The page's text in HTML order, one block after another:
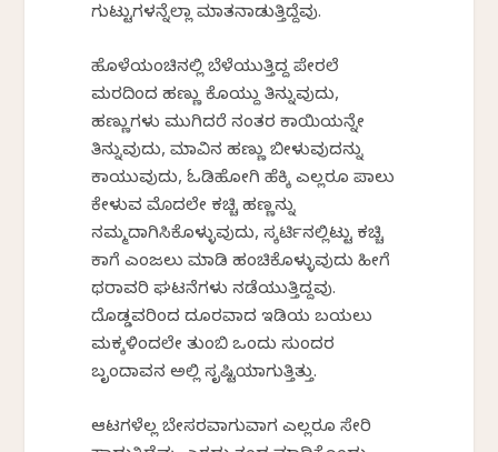
ಗುಟ್ಟುಗಳನ್ನೆಲ್ಲಾ ಮಾತನಾಡುತ್ತಿದ್ದೆವು.
ಹೊಳೆಯಂಚಿನಲ್ಲಿ ಬೆಳೆಯುತ್ತಿದ್ದ ಪೇರಲೆ
ಮರದಿಂದ ಹಣ್ಣು ಕೊಯ್ದು ತಿನ್ನುವುದು,
ಹಣ್ಣುಗಳು ಮುಗಿದರೆ ನಂತರ ಕಾಯಿಯನ್ನೇ
ತಿನ್ನುವುದು, ಮಾವಿನ ಹಣ್ಣು ಬೀಳುವುದನ್ನು
ಕಾಯುವುದು, ಓಡಿಹೋಗಿ ಹೆಕ್ಕಿ ಎಲ್ಲರೂ ಪಾಲು
ಕೇಳುವ ಮೊದಲೇ ಕಚ್ಚಿ ಹಣ್ಣನ್ನು
ನಮ್ಮದಾಗಿಸಿಕೊಳ್ಳುವುದು, ಸ್ಕರ್ಟಿನಲ್ಲಿಟ್ಟು ಕಚ್ಚಿ
ಕಾಗೆ ಎಂಜಲು ಮಾಡಿ ಹಂಚಿಕೊಳ್ಳುವುದು ಹೀಗೆ
ಥರಾವರಿ ಘಟನೆಗಳು ನಡೆಯುತ್ತಿದ್ದವು.
ದೊಡ್ಡವರಿಂದ ದೂರವಾದ ಇಡಿಯ ಬಯಲು
ಮಕ್ಕಳಿಂದಲೇ ತುಂಬಿ ಒಂದು ಸುಂದರ
ಬೃಂದಾವನ ಅಲ್ಲಿ ಸೃಷ್ಟಿಯಾಗುತ್ತಿತ್ತು.
ಆಟಗಳೆಲ್ಲ ಬೇಸರವಾಗುವಾಗ ಎಲ್ಲರೂ ಸೇರಿ